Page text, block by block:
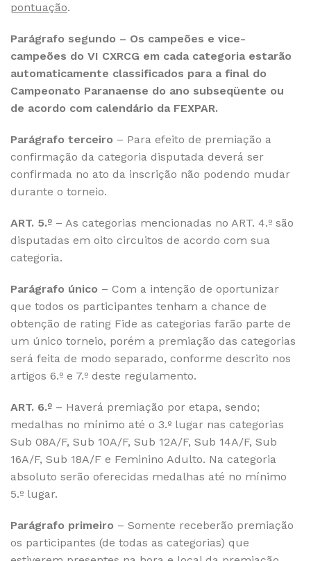
pontuação.
Parágrafo segundo – Os campeões e vice-
campeões do VI CXRCG em cada categoria estarão
automaticamente classificados para a final do
Campeonato Paranaense do ano subseqüente ou
de acordo com calendário da FEXPAR.
Parágrafo terceiro – Para efeito de premiação a
confirmação da categoria disputada deverá ser
confirmada no ato da inscrição não podendo mudar
durante o torneio.
ART. 5.º – As categorias mencionadas no ART. 4.º são
disputadas em oito circuitos de acordo com sua
categoria.
Parágrafo único – Com a intenção de oportunizar
que todos os participantes tenham a chance de
obtenção de rating Fide as categorias farão parte de
um único torneio, porém a premiação das categorias
será feita de modo separado, conforme descrito nos
artigos 6.º e 7.º deste regulamento.
ART. 6.º – Haverá premiação por etapa, sendo;
medalhas no mínimo até o 3.º lugar nas categorias
Sub 08A/F, Sub 10A/F, Sub 12A/F, Sub 14A/F, Sub
16A/F, Sub 18A/F e Feminino Adulto. Na categoria
absoluto serão oferecidas medalhas até no mínimo
5.º lugar.
Parágrafo primeiro – Somente receberão premiação
os participantes (de todas as categorias) que